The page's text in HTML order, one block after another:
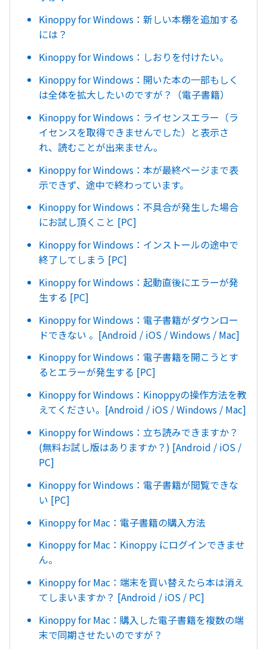
Kinoppy for Windows：新しい本棚を追加する
には？
Kinoppy for Windows：しおりを付けたい。
Kinoppy for Windows：開いた本の一部もしく
は全体を拡大したいのですが？（電子書籍）
Kinoppy for Windows：ライセンスエラー（ラ
イセンスを取得できませんでした）と表示さ
れ、読むことが出来ません。
Kinoppy for Windows：本が最終ページまで表
示できず、途中で終わっています。
Kinoppy for Windows：不具合が発生した場合
にお試し頂くこと [PC]
Kinoppy for Windows：インストールの途中で
終了してしまう [PC]
Kinoppy for Windows：起動直後にエラーが発
生する [PC]
Kinoppy for Windows：電子書籍がダウンロー
ドできない 。[Android / iOS / Windows / Mac]
Kinoppy for Windows：電子書籍を開こうとす
るとエラーが発生する [PC]
Kinoppy for Windows：Kinoppyの操作方法を教
えてください。[Android / iOS / Windows / Mac]
Kinoppy for Windows：立ち読みできますか？
(無料お試し版はありますか？) [Android / iOS /
PC]
Kinoppy for Windows：電子書籍が閲覧できな
い [PC]
Kinoppy for Mac：電子書籍の購入方法
Kinoppy for Mac：Kinoppy にログインできませ
ん。
Kinoppy for Mac：端末を買い替えたら本は消え
てしまいますか？ [Android / iOS / PC]
Kinoppy for Mac：購入した電子書籍を複数の端
末で同期させたいのですが？